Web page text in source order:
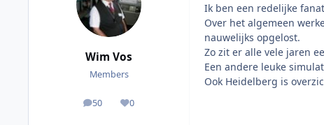
Wim Vos
Members
50
posts 0
Reputation
Ik ben een redelijke
Over het algemeen
nauwelijks opgelost.
Zo zit er alle vele jaren
Een andere leuke
Ook Heidelberg is